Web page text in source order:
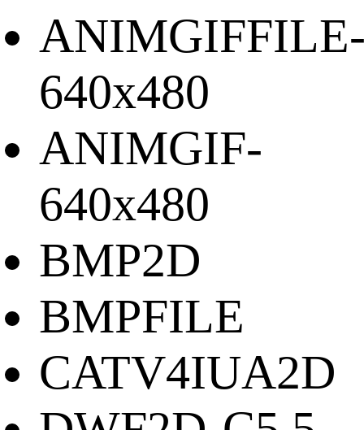
640x480
ANIMGIF-
640x480
BMP2D
BMPFILE
CATV4IUA2D